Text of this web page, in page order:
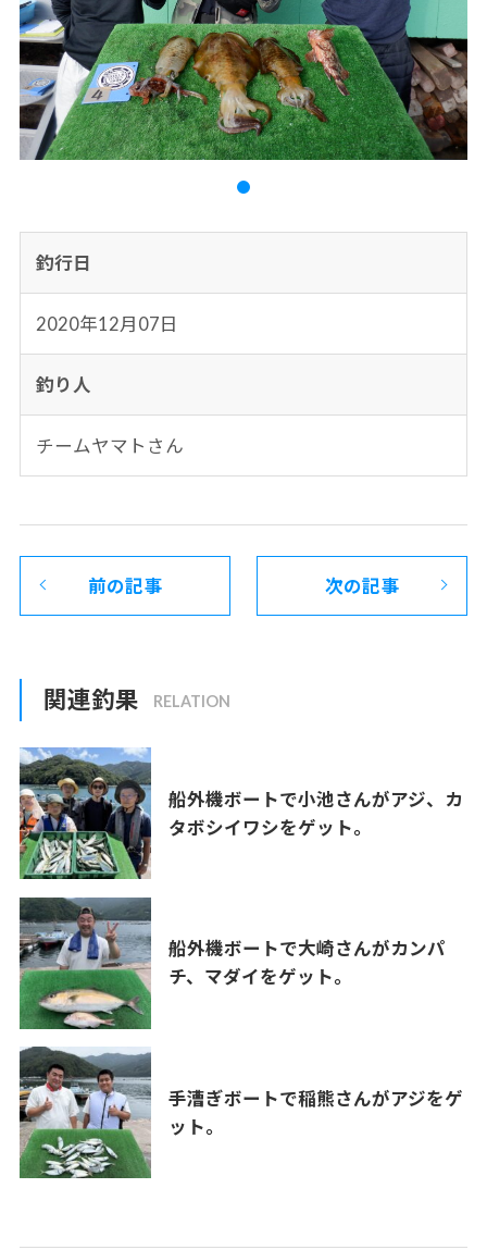
釣行日
2020年12月07日
釣り人
チームヤマトさん
前の記事 次の記事
関連釣果
船外機ボートで小池さんがアジ、カ
タボシイワシをゲット。
船外機ボートで大崎さんがカンパ
チ、マダイをゲット。
手漕ぎボートで稲熊さんがアジをゲ
ット。